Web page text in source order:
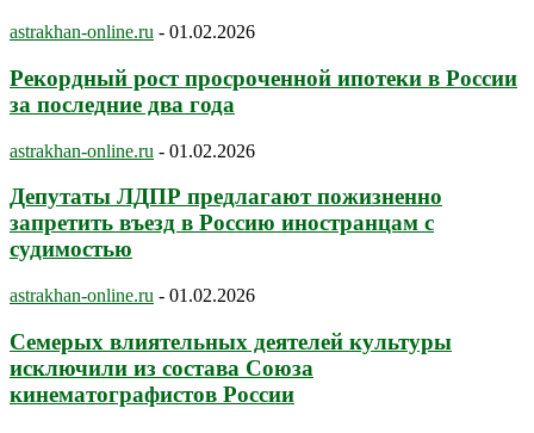
astrakhan-online.ru - 01.02.2026
Рекордный рост просроченной ипотеки в России
за последние два года
astrakhan-online.ru - 01.02.2026
Депутаты ЛДПР предлагают пожизненно
запретить въезд в Россию иностранцам с
судимостью
astrakhan-online.ru - 01.02.2026
Семерых влиятельных деятелей культуры
исключили из состава Союза
кинематографистов России